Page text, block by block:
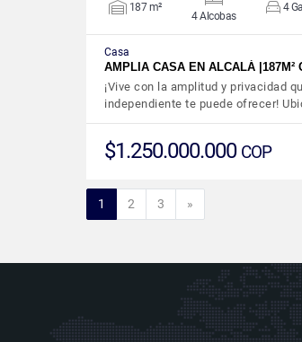
187 m²
4 Alcobas
4
Casa
AMPLIA CASA EN ALCALÁ |187M²
¡Vive con la amplitud y privacidad
independiente te puede ofrecer!
$1.250.000.000 COP
1 2 3 »